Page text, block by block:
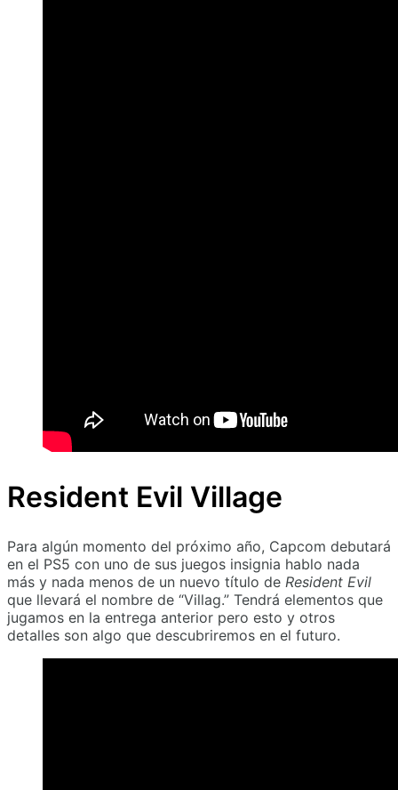
Resident Evil Village
Para algún momento del próximo año, Capcom debutará
en el PS5 con uno de sus juegos insignia hablo nada
más y nada menos de un nuevo título de Resident Evil
que llevará el nombre de “Villag.” Tendrá elementos que
jugamos en la entrega anterior pero esto y otros
detalles son algo que descubriremos en el futuro.